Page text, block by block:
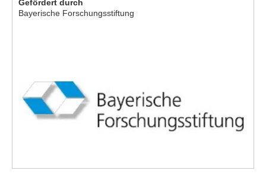
Gefördert durch
Bayerische Forschungsstiftung